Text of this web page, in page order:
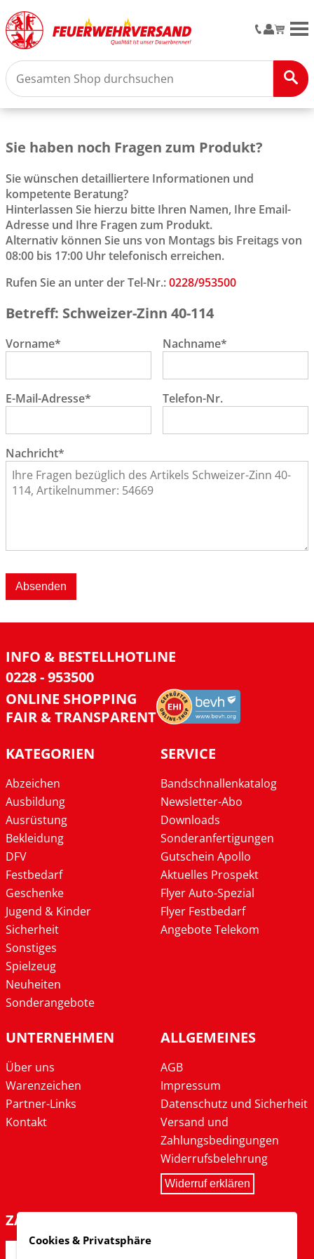
Sie haben noch Fragen zum Produkt?
Sie wünschen detailliertere Informationen und
kompetente Beratung?
Hinterlassen Sie hierzu bitte Ihren Namen, Ihre Email-
Adresse und Ihre Fragen zum Produkt.
Alternativ können Sie uns von Montags bis Freitags von
08:00 bis 17:00 Uhr telefonisch erreichen.
Rufen Sie an unter der Tel-Nr.:0228/953500
Betreff: Schweizer-Zinn 40-114
Vorname* Nachname*
E-Mail-Adresse* Telefon-Nr.
Nachricht*
Absenden
INFO & BESTELLHOTLINE
0228 - 953500
ONLINE SHOPPING
FAIR & TRANSPARENT
KATEGORIEN
Abzeichen
Ausbildung
Ausrüstung
Bekleidung
DFV
Festbedarf
Geschenke
Jugend & Kinder
Sicherheit
Sonstiges
Spielzeug
Neuheiten
Sonderangebote
SERVICE
Bandschnallenkatalog
Newsletter-Abo
Downloads
Sonderanfertigungen
Gutschein Apollo
Aktuelles Prospekt
Flyer Auto-Spezial
Flyer Festbedarf
Angebote Telekom
UNTERNEHMEN
Über uns
Warenzeichen
Partner-Links
Kontakt
ALLGEMEINES
AGB
Impressum
Datenschutz und Sicherheit
Versand und
Zahlungsbedingungen
Widerrufsbelehrung
Widerruf erklären
ZAHLARTEN
Cookies & Privatsphäre